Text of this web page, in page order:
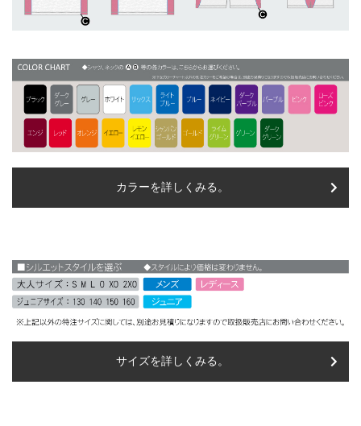
カラーを詳しくみる。
サイズを詳しくみる。